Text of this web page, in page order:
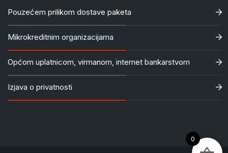
Pouzećem prilikom dostave paketa
Mikrokreditnim organizacijama
Općom uplatnicom, virmanom, internet bankarstvom
Izjava o privatnosti
0